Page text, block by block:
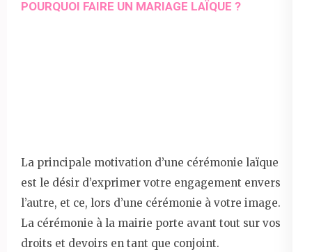
POURQUOI FAIRE UN MARIAGE LAÏQUE ?
La principale motivation d’une cérémonie laïque
est le désir d’exprimer votre engagement envers
l’autre, et ce, lors d’une cérémonie à votre image.
La cérémonie à la mairie porte avant tout sur vos
droits et devoirs en tant que conjoint.